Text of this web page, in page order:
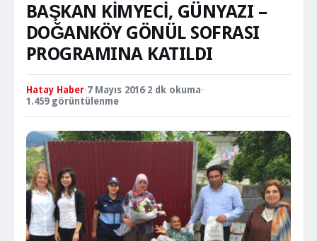
BAŞKAN KİMYECİ, GÜNYAZI –
DOĞANKÖY GÖNÜL SOFRASI
PROGRAMINA KATILDI
Hatay Haber·7 Mayıs 2016·2 dk okuma·
1.459 görüntülenme